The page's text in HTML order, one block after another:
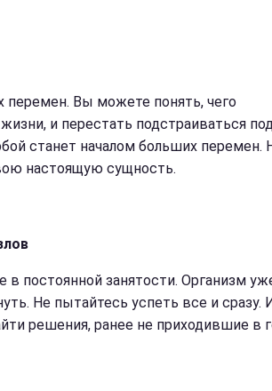
перемен. Вы можете понять, чего
и перестать подстраиваться
станет началом больших перемен.
настоящую сущность.
постоянной занятости. Организм
Не пытайтесь успеть все и сразу.
решения, ранее не приходившие в